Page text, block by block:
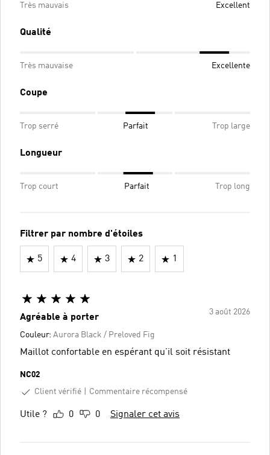
Très mauvais Excellent
Qualité
Très mauvaise Excellente
Coupe
Trop serré Parfait Trop large
Longueur
Trop court Parfait Trop long
Filtrer par nombre d'étoiles
5 4 3 2 1
3 août 2026
Agréable à porter
Couleur: Aurora Black / Preloved Fig
Maillot confortable en espérant qu’il soit résistant
NC02
Client vérifié
Commentaire récompensé
Utile ? 0 0 Signaler cet avis